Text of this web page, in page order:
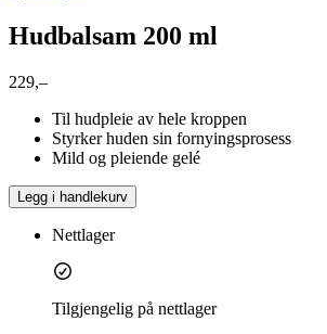
Hudbalsam 200 ml
229,–
Til hudpleie av hele kroppen
Styrker huden sin fornyingsprosess
Mild og pleiende gelé
Legg i handlekurv
Nettlager
Tilgjengelig på nettlager